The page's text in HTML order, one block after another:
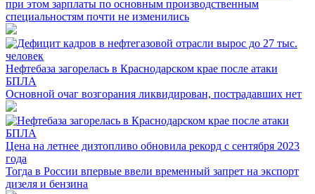
при этом зарплаты по основным производственным
специальностям почти не изменились
Нефтебаза загорелась в Краснодарском крае после атаки
БПЛА
Основной очаг возгорания ликвидирован, пострадавших нет
Цена на летнее дизтопливо обновила рекорд с сентября 2023
года
Тогда в России впервые ввели временный запрет на экспорт
дизеля и бензина